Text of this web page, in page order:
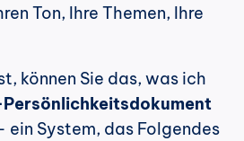
Ton, Ihre Themen, Ihre
können Sie das, was ich
ein System, das Folgendes